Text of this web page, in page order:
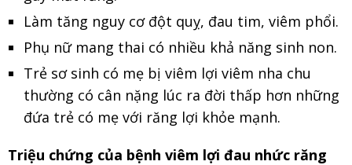
Làm tăng nguy cơ đột quỵ, đau tim, viêm phổi.
Phụ nữ mang thai có nhiều khả năng sinh non.
Trẻ sơ sinh có mẹ bị viêm lợi viêm nha chu
thường có cân nặng lúc ra đời thấp hơn những
đứa trẻ có mẹ với răng lợi khỏe mạnh.
Triệu chứng của bệnh viêm lợi đau nhức răng